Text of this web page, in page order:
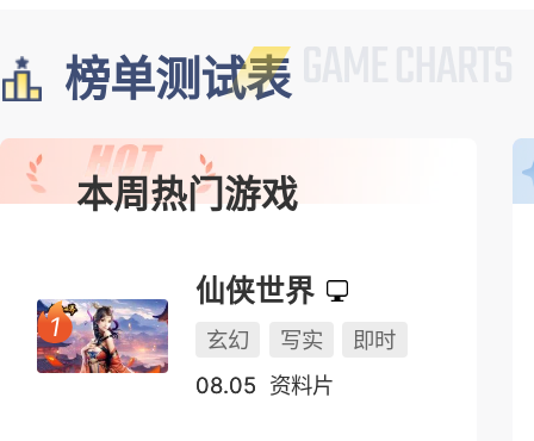
榜单测试表
本周热门游戏
仙侠世界
玄幻 写实
即时
08.05 资料片